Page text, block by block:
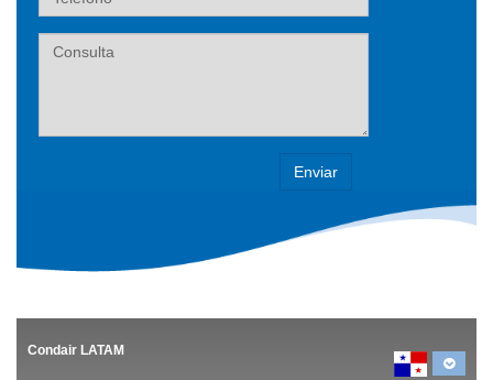
Label
Condair LATAM